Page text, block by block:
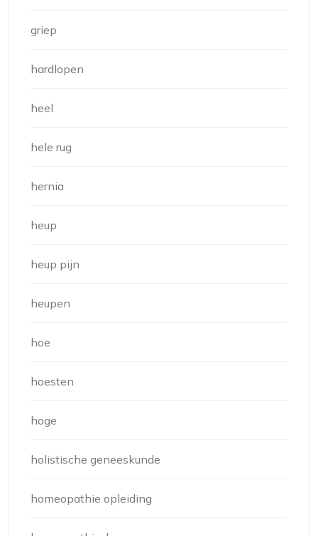
griep
hardlopen
heel
hele rug
hernia
heup
heup pijn
heupen
hoe
hoesten
hoge
holistische geneeskunde
homeopathie opleiding